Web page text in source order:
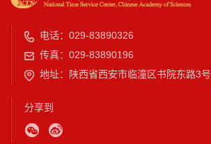
电话：029-83890326
传真：029-83890196
地址：陕西省西安市临潼区书院东路3号
分享到